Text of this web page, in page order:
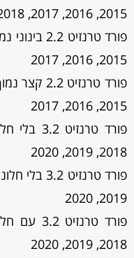
2015, 2016, 2017, 2018
2015, 2016, 2017
2015, 2016, 2017
2018, 2019, 2020
2019, 2020
2018, 2019, 2020